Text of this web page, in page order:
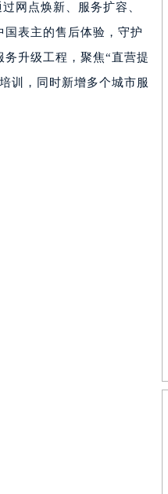
）
（需提前预约）
）
约）
网点焕新、服务扩容、
表主的售后体验，守护
升级工程，聚焦“直营提
训，同时新增多个城市服